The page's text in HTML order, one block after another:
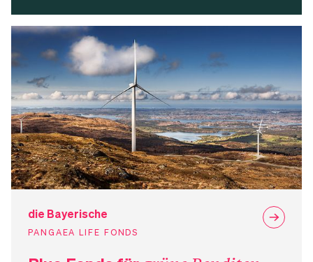
die Bayerische
PANGAEA LIFE FONDS